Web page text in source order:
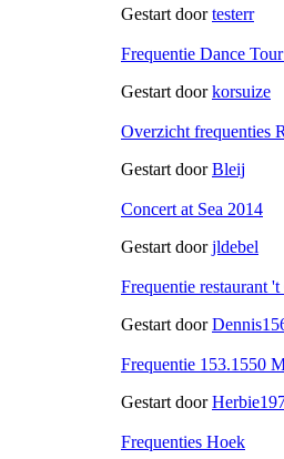
Gestart doortesterr
Frequentie Dance
Gestart doorkorsuize
Overzicht frequenties
Gestart doorBleij
Concert at Sea 2014
Gestart doorjldebel
Frequentie restaurant
Gestart door
Frequentie 153.1550
Gestart door
Frequenties Hoek